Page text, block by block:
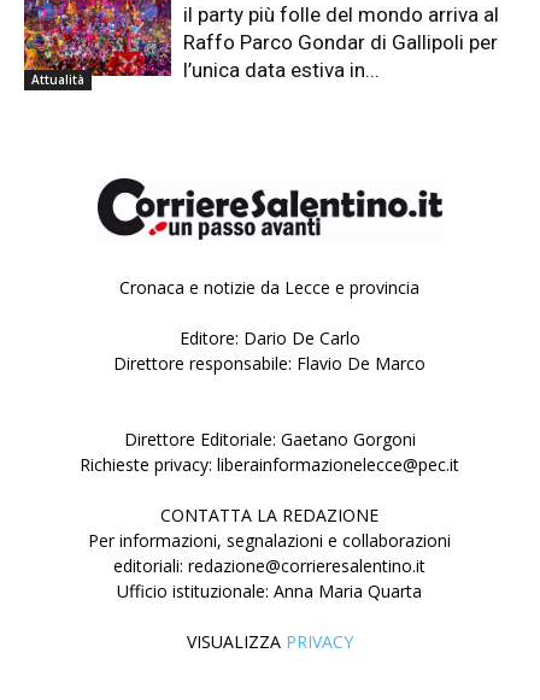
Attualità
il party più folle del mondo arriva al
Raffo Parco Gondar di Gallipoli per
l’unica data estiva in...
Cronaca e notizie da Lecce e provincia
Editore: Dario De Carlo
Direttore responsabile: Flavio De Marco
Direttore Editoriale: Gaetano Gorgoni
Richieste privacy: liberainformazionelecce@pec.it
CONTATTA LA REDAZIONE
Per informazioni, segnalazioni e collaborazioni
editoriali: redazione@corrieresalentino.it
Ufficio istituzionale: Anna Maria Quarta
VISUALIZZA PRIVACY